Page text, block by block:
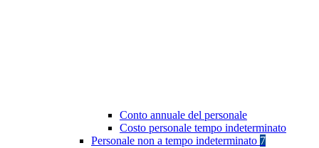
Conto annuale del personale
Costo personale tempo indeterminato
Personale non a tempo indeterminato 7